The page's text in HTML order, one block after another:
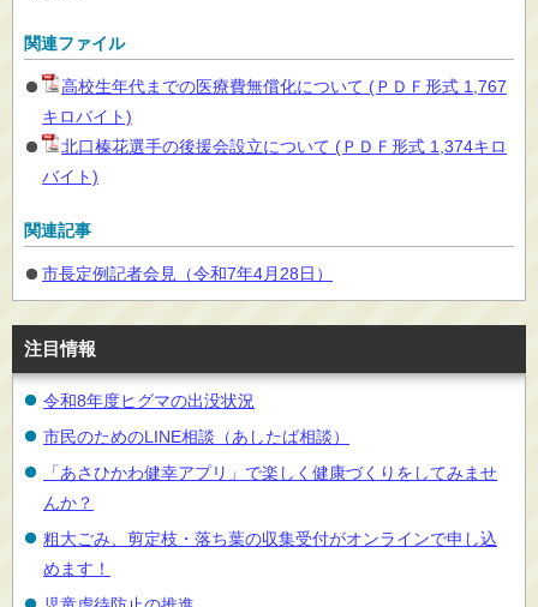
関連ファイル
高校生年代までの医療費無償化について (ＰＤＦ形式 1,767
キロバイト)
北口榛花選手の後援会設立について (ＰＤＦ形式 1,374キロ
バイト)
関連記事
市長定例記者会見（令和7年4月28日）
注目情報
令和8年度ヒグマの出没状況
市民のためのLINE相談（あしたば相談）
「あさひかわ健幸アプリ」で楽しく健康づくりをしてみませ
んか？
粗大ごみ、剪定枝・落ち葉の収集受付がオンラインで申し込
めます！